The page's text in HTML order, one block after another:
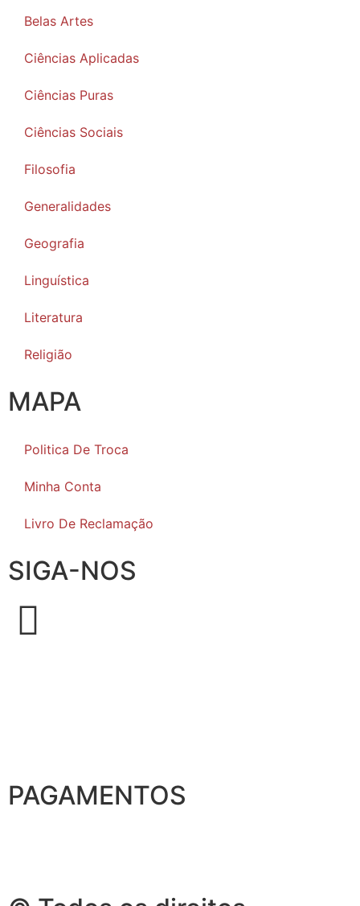
Belas Artes
Ciências Aplicadas
Ciências Puras
Ciências Sociais
Filosofia
Generalidades
Geografia
Linguística
Literatura
Religião
MAPA
Politica De Troca
Minha Conta
Livro De Reclamação
SIGA-NOS
PAGAMENTOS